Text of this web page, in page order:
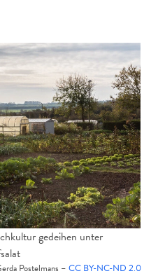
gedeihen unter
Postelmans – CC BY-NC-ND 2.0